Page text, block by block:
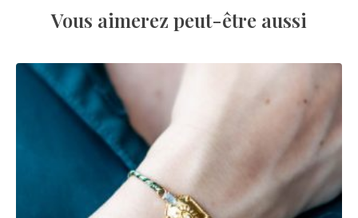
Vous aimerez peut-être aussi